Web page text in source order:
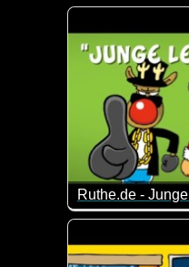
Das Video ist
Ruthe.de -
Ja, die Zeiten,